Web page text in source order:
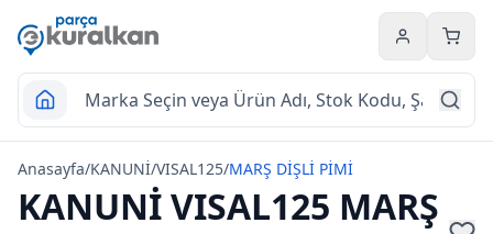
Hesabım
Anasayfa/KANUNİ/VISAL125/MARŞ DİŞLİ PİMİ
KANUNİ VISAL125 MARŞ